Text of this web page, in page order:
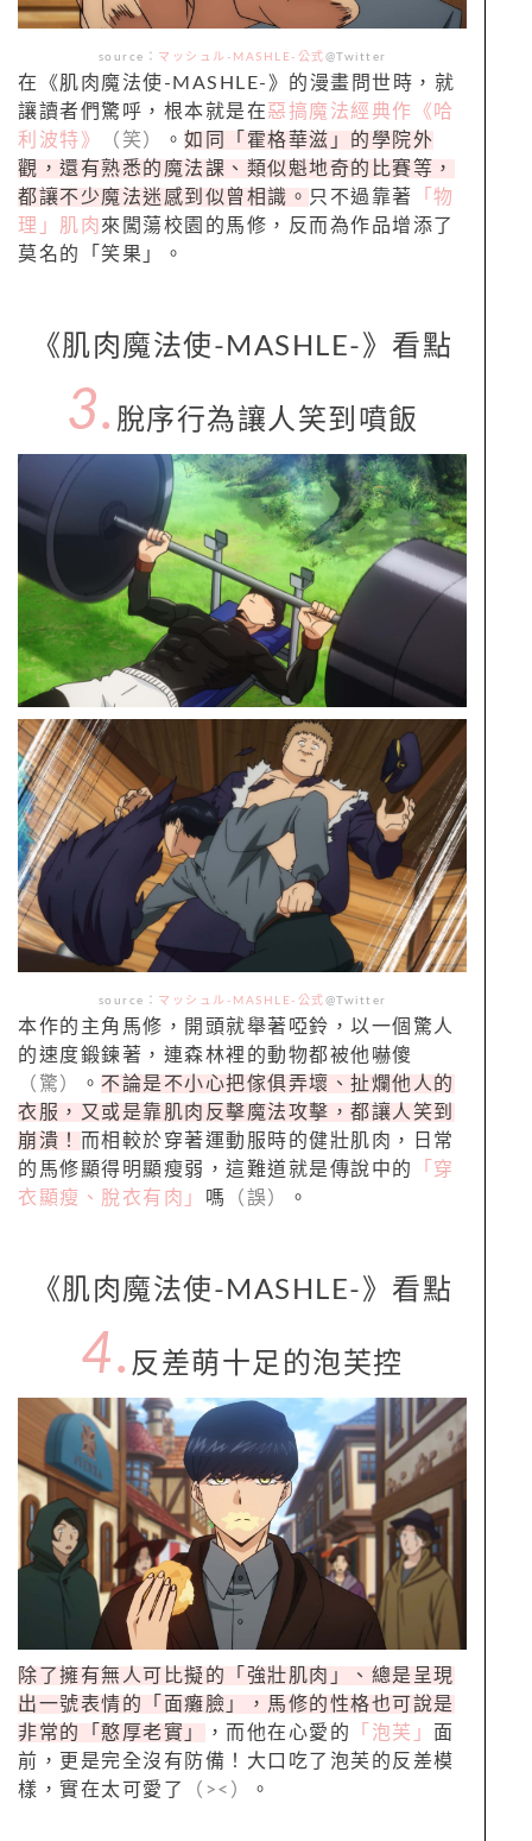
source： マッシュル-MASHLE-公式 @Twitter
在《肌肉魔法使-MASHLE-》的漫畫問世時，就
讓讀者們驚呼，根本就是在惡搞魔法經典作《哈
利波特》
（笑） 。 如同「霍格華滋」的學院外
觀，還有熟悉的魔法課、類似魁地奇的比賽等，
都讓不少魔法迷感到似曾相識。 只不過靠著
「物
理」肌肉 來闖蕩校園的馬修，反而為作品增添了
莫名的「笑果」。
《肌肉魔法使-MASHLE-》看點
3. 脫序行為讓人笑到噴飯
source： マッシュル-MASHLE-公式 @Twitter
本作的主角馬修，開頭就舉著啞鈴，以一個驚人
的速度鍛鍊著，連森林裡的動物都被他嚇傻
（驚）
。 不論是不小心把傢俱弄壞、扯爛他人的
衣服，又或是靠肌肉反擊魔法攻擊，都讓人笑到
崩潰！ 而相較於穿著運動服時的健壯肌肉，日常
的馬修顯得明顯瘦弱，這難道就是傳說中的
「穿
衣顯瘦、脫衣有肉」 嗎 （誤） 。
《肌肉魔法使-MASHLE-》看點
4. 反差萌十足的泡芙控
除了擁有無人可比擬的「強壯肌肉」、總是呈現
出一號表情的「面癱臉」，馬修的性格也可說是
非常的「憨厚老實」
，而他在心愛的 「泡芙」 面
前，更是完全沒有防備！大口吃了泡芙的反差模
樣，實在太可愛了
（><） 。